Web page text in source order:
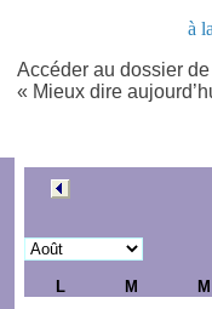
à
Accéder au dossier
« Mieux dire